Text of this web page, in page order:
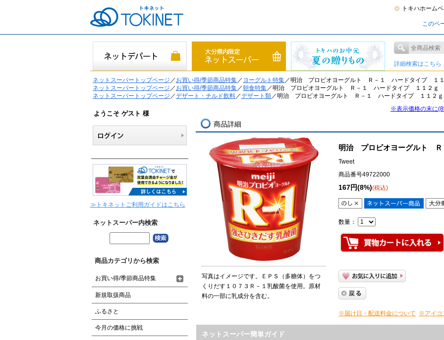
トキハホーム
このペ
詳細検索はこちら
ネットスーパートップページ ／ お買い得/季節商品特集／ ヨーグルト特集／明治 プロビオヨーグルト Ｒ－１ ハードタイプ １１
ネットスーパートップページ ／ お買い得/季節商品特集／朝食特集／明治 プロビオヨーグルト Ｒ－１ ハードタイプ １１２ｇ
ネットスーパートップページ ／デザート・チルド飲料／デザート類／明治 プロビオヨーグルト Ｒ－１ ハードタイプ １１２ｇ
※表示価格の末に
商品詳細
写真はイメージです。ＥＰＳ（多糖体）をつ
くりだす１０７３Ｒ－１乳酸菌を使用。原材
料の一部に乳成分を含む。
明治 プロビオヨーグルト
Tweet
商品番号49722000
167円(8%)(税込)
数量：
※届け日・配送料金について ※アイコ
ネットスーパー簡単ガイド
ようこそ ゲスト 様
≫トキネットご利用ガイドはこちら
ネットスーパー内検索
商品カテゴリから検索
お買い得/季節商品特集
新規取扱商品
ふるさと
今月の価格に挑戦